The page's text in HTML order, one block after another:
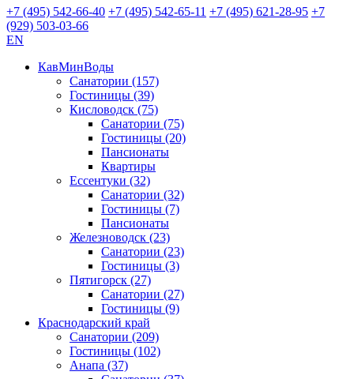
+7 (495) 542-66-40 +7 (495) 542-65-11 +7 (495) 621-28-95 +7
(929) 503-03-66
EN
КавМинВоды
Санатории (157)
Гостиницы (39)
Кисловодск (75)
Санатории (75)
Гостиницы (20)
Пансионаты
Квартиры
Ессентуки (32)
Санатории (32)
Гостиницы (7)
Пансионаты
Железноводск (23)
Санатории (23)
Гостиницы (3)
Пятигорск (27)
Санатории (27)
Гостиницы (9)
Краснодарский край
Санатории (209)
Гостиницы (102)
Анапа (37)